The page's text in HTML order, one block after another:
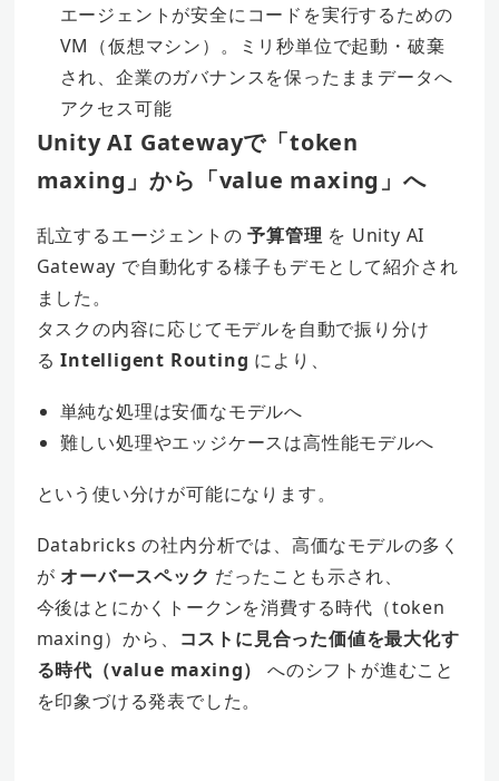
エージェントが安全にコードを実行するための
VM（仮想マシン）。ミリ秒単位で起動・破棄
され、企業のガバナンスを保ったままデータへ
アクセス可能
Unity AI Gatewayで「token
maxing」から「value maxing」へ
乱立するエージェントの 予算管理 を Unity AI
Gateway で自動化する様子もデモとして紹介され
ました。
タスクの内容に応じてモデルを自動で振り分け
る Intelligent Routing により、
単純な処理は安価なモデルへ
難しい処理やエッジケースは高性能モデルへ
という使い分けが可能になります。
Databricks の社内分析では、高価なモデルの多く
が オーバースペック だったことも示され、
今後はとにかくトークンを消費する時代（token
maxing）から、
コストに見合った価値を最大化す
る時代（value maxing）
へのシフトが進むこと
を印象づける発表でした。